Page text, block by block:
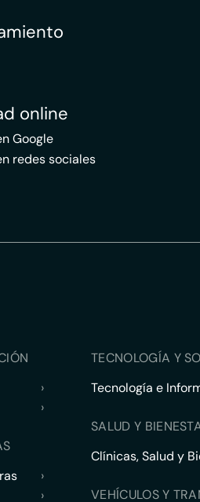
online
Google
redes sociales
›
›
›
›
TECNOLOGÍA Y
Tecnología e
SALUD Y
Clínicas, Salud y
VEHÍCULOS Y